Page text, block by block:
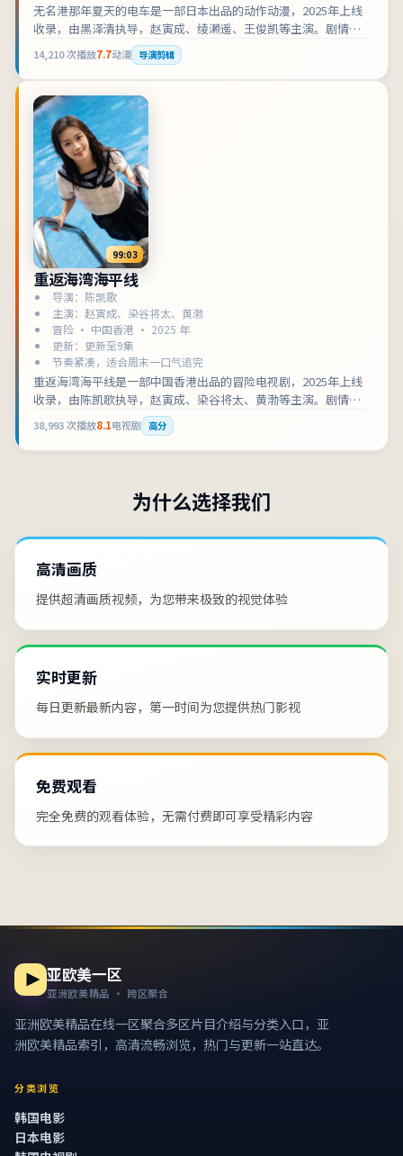
无名港那年夏天的电车是一部日本出品的动作动漫，2025年上线
收录，由黑泽清执导，赵寅成、绫濑遥、王俊凯等主演。剧情围
绕时间线反复交错，情绪在克制与爆发之间摇摆展开，适合检索
「日本动作」「动漫在线观看」的观众收藏补片。影片兼顾叙事
14,210次播放7.7动漫 导演剪辑
99:03
重返海湾海平线
导演：陈凯歌
主演：赵寅成、染谷将太、黄渤
冒险 · 中国香港 · 2025 年
更新：更新至9集
节奏紧凑，适合周末一口气追完
重返海湾海平线是一部中国香港出品的冒险电视剧，2025年上线
收录，由陈凯歌执导，赵寅成、染谷将太、黄渤等主演。剧情围
绕当信念与现实正面冲撞，每个人都必须做出抉择展开，适合检
索「中国香港冒险」「电视剧在线观看」的观众收藏补片。影片
兼顾叙事张力与人物刻画，可作为冒险类型片单中的口碑之选。
38,993次播放8.1电视剧 高分
为什么选择我们
高清画质
提供超清画质视频，为您带来极致的视觉体验
实时更新
每日更新最新内容，第一时间为您提供热门影视
免费观看
完全免费的观看体验，无需付费即可享受精彩内容
亚欧美一区
亚洲欧美精品 · 跨区聚合
亚洲欧美精品在线一区聚合多区片目介绍与分类入口，亚
洲欧美精品索引，高清流畅浏览，热门与更新一站直达。
分类浏览
韩国电影
日本电影